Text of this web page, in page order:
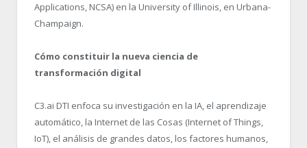
Applications, NCSA) en la University of Illinois, en Urbana-
Champaign.
Cómo constituir la nueva ciencia de
transformación digital
C3.ai DTI enfoca su investigación en la IA, el aprendizaje
automático, la Internet de las Cosas (Internet of Things,
IoT), el análisis de grandes datos, los factores humanos,